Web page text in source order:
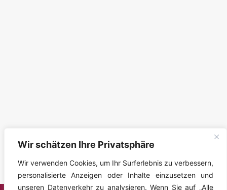
Wir schätzen Ihre Privatsphäre
Wir verwenden Cookies, um Ihr Surferlebnis zu verbessern,
personalisierte Anzeigen oder Inhalte einzusetzen und
unseren Datenverkehr zu analysieren. Wenn Sie auf „Alle